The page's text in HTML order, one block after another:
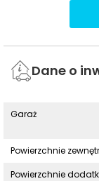
Dane o
Garaż
Powierzchnie
Powierzchnie